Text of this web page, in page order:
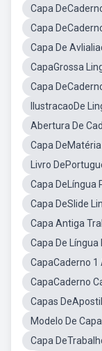
Capa
Capa
Capa De
CapaGrossa
Capa
IlustracaoDe
Abertura De
Capa
Livro
Capa DeLíngua
Capa DeSlide
Capa Antiga
Capa De
CapaCaderno 1
CapaCaderno
Capas
Modelo De
Capa